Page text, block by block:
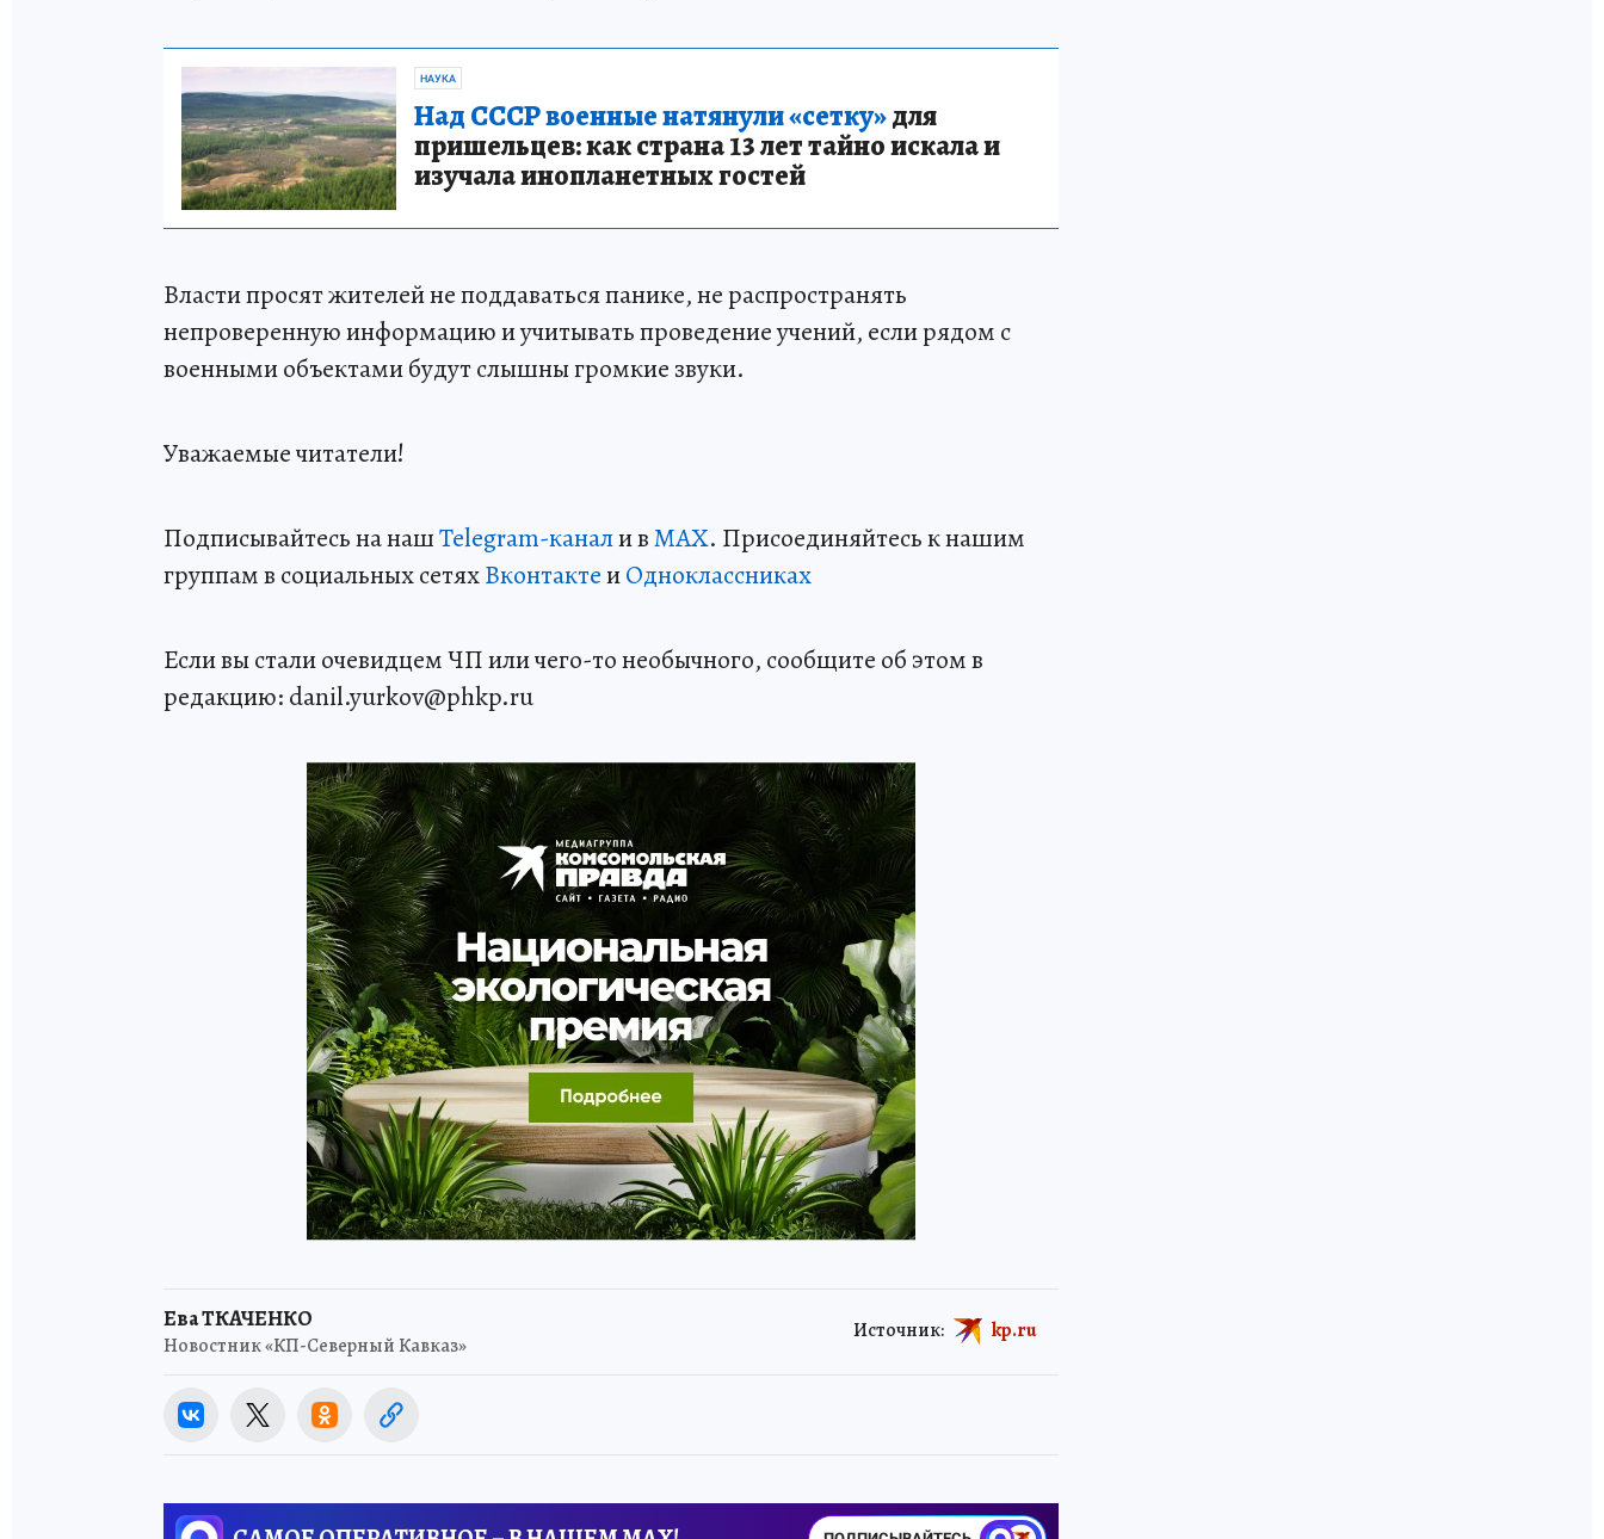
НАУКА
Над СССР военные натянули «сетку»для
пришельцев: как страна 13 лет тайно искала и
изучала инопланетных гостей
Власти просят жителей не поддаваться панике, не распространять
непроверенную информацию и учитывать проведение учений, если рядом с
военными объектами будут слышны громкие звуки.
Уважаемые читатели!
Подписывайтесь на нашTelegram-канали вMAX. Присоединяйтесь к нашим
группам в социальных сетяхВконтактеиОдноклассниках
Если вы стали очевидцем ЧП или чего-то необычного, сообщите об этом в
редакцию: danil.yurkov@phkp.ru
Ева ТКАЧЕНКО
Новостник «КП-Северный Кавказ»
Источник: kp.ru